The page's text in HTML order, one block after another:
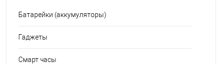
Батарейки (аккумуляторы)
Гаджеты
Смарт часы